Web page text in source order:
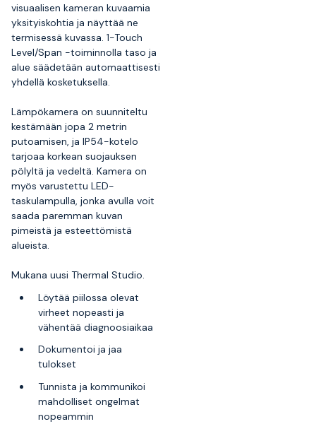
visuaalisen kameran kuvaamia
yksityiskohtia ja näyttää ne
termisessä kuvassa. 1-Touch
Level/Span -toiminnolla taso ja
alue säädetään automaattisesti
yhdellä kosketuksella.
Lämpökamera on suunniteltu
kestämään jopa 2 metrin
putoamisen, ja IP54-kotelo
tarjoaa korkean suojauksen
pölyltä ja vedeltä. Kamera on
myös varustettu LED-
taskulampulla, jonka avulla voit
saada paremman kuvan
pimeistä ja esteettömistä
alueista.
Mukana uusi Thermal Studio.
Löytää piilossa olevat
virheet nopeasti ja
vähentää diagnoosiaikaa
Dokumentoi ja jaa
tulokset
Tunnista ja kommunikoi
mahdolliset ongelmat
nopeammin